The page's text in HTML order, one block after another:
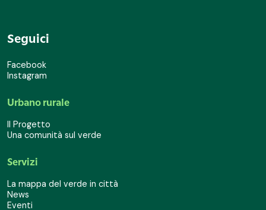
Seguici
Facebook
Instagram
Urbano rurale
Il Progetto
Una comunità sul verde
Servizi
La mappa del verde in città
News
Eventi